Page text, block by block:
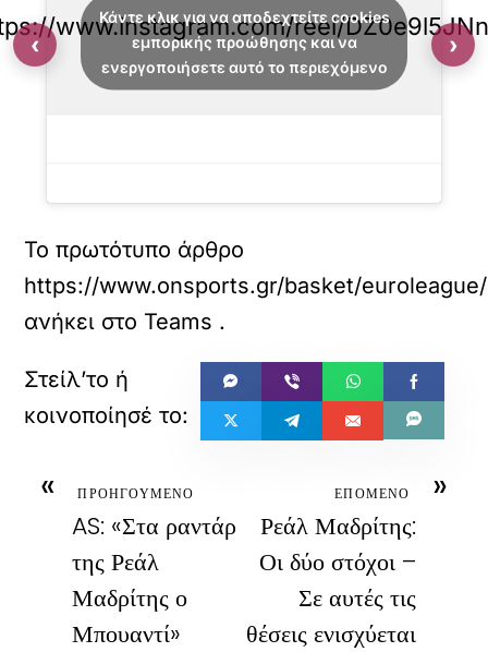
www.instagram.com/reel/
Κάντε κλικ για να αποδεχτείτε cookies
εμπορικής προώθησης και να
ενεργοποιήσετε αυτό το περιεχόμενο
Το πρωτότυπο άρθρο
https://www.onsports.gr/basket/
ανήκει στο Teams .
« ΠΡΟΗΓΟΥΜΕΝΟ
AS: «Στα ραντάρ
της Ρεάλ
Μαδρίτης ο
Μπουαντί»
»
ΕΠΟΜΕΝΟ
Ρεάλ Μαδρίτης:
Οι δύο στόχοι –
Σε αυτές τις
θέσεις ενισχύεται
‹ ›